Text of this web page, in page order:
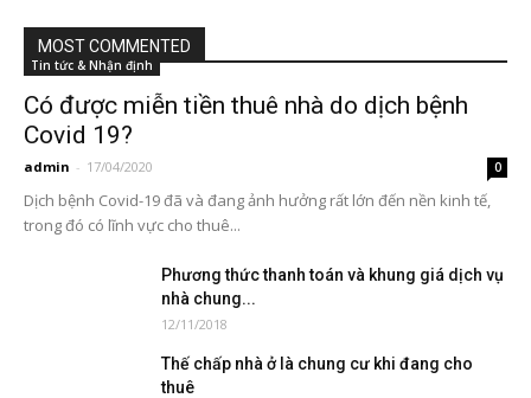
MOST COMMENTED
Tin tức & Nhận định
Có được miễn tiền thuê nhà do dịch bệnh
Covid 19?
admin - 17/04/2020 0
Dịch bệnh Covid-19 đã và đang ảnh hưởng rất lớn đến nền kinh tế,
trong đó có lĩnh vực cho thuê...
Phương thức thanh toán và khung giá dịch vụ
nhà chung...
12/11/2018
Thế chấp nhà ở là chung cư khi đang cho
thuê